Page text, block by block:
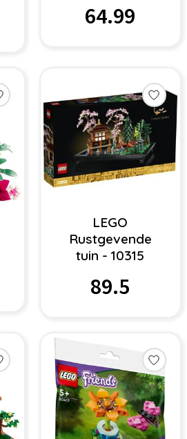
64.99
LEGO
Rustgevende
tuin - 10315
89.5